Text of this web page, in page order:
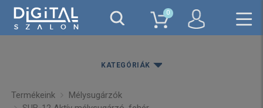
0
KATEGÓRIÁK
Termékeink
Mélysugárzók